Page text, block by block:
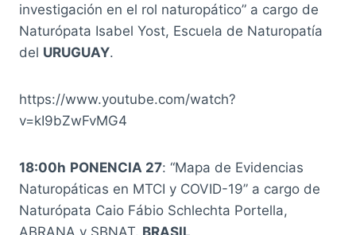
investigación en el rol naturopático” a cargo de
Naturópata Isabel Yost, Escuela de Naturopatía
del URUGUAY.
https://www.youtube.com/watch?
v=kI9bZwFvMG4
18:00h PONENCIA 27: “Mapa de Evidencias
Naturopáticas en MTCI y COVID-19” a cargo de
Naturópata Caio Fábio Schlechta Portella,
ABRANA y SBNAT. BRASIL